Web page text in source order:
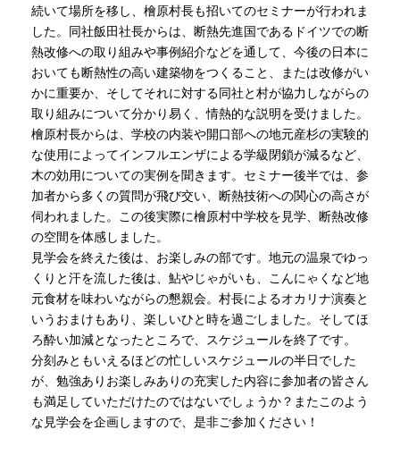
続いて場所を移し、檜原村長も招いてのセミナーが行われま
した。同社飯田社長からは、断熱先進国であるドイツでの断
熱改修への取り組みや事例紹介などを通して、今後の日本に
おいても断熱性の高い建築物をつくること、または改修がい
かに重要か、そしてそれに対する同社と村が協力しながらの
取り組みについて分かり易く、情熱的な説明を受けました。
檜原村長からは、学校の内装や開口部への地元産杉の実験的
な使用によってインフルエンザによる学級閉鎖が減るなど、
木の効用についての実例を聞きます。セミナー後半では、参
加者から多くの質問が飛び交い、断熱技術への関心の高さが
伺われました。この後実際に檜原村中学校を見学、断熱改修
の空間を体感しました。
見学会を終えた後は、お楽しみの部です。地元の温泉でゆっ
くりと汗を流した後は、鮎やじゃがいも、こんにゃくなど地
元食材を味わいながらの懇親会。村長によるオカリナ演奏と
いうおまけもあり、楽しいひと時を過ごしました。そしてほ
ろ酔い加減となったところで、スケジュールを終了です。
分刻みともいえるほどの忙しいスケジュールの半日でした
が、勉強ありお楽しみありの充実した内容に参加者の皆さん
も満足していただけたのではないでしょうか？またこのよう
な見学会を企画しますので、是非ご参加ください！